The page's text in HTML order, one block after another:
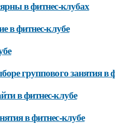
в фитнес-клубах
в фитнес-клубе
группового занятия в
в фитнес-клубе
в фитнес-клубе